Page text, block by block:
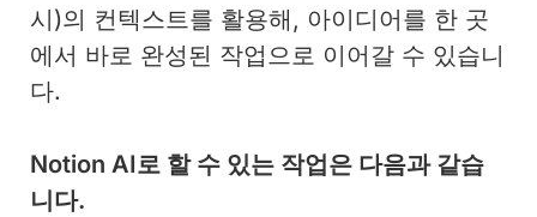
시)의 컨텍스트를 활용해, 아이디어를 한 곳
에서 바로 완성된 작업으로 이어갈 수 있습니
다.
Notion AI로 할 수 있는 작업은 다음과 같습
니다.